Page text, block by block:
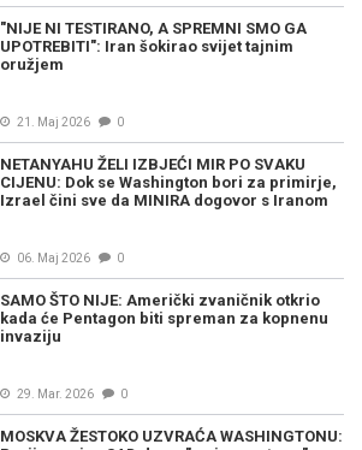
"NIJE NI TESTIRANO, A SPREMNI SMO GA
UPOTREBITI": Iran šokirao svijet tajnim
oružjem
21. Maj 2026 0
NETANYAHU ŽELI IZBJEĆI MIR PO SVAKU
CIJENU: Dok se Washington bori za primirje,
Izrael čini sve da MINIRA dogovor s Iranom
06. Maj 2026 0
SAMO ŠTO NIJE: Američki zvaničnik otkrio
kada će Pentagon biti spreman za kopnenu
invaziju
29. Mar. 2026 0
MOSKVA ŽESTOKO UZVRAĆA WASHINGTONU: